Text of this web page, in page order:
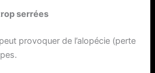
serrées
provoquer de l’alopécie (perte